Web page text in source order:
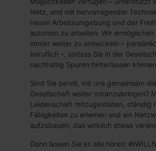
Netz, und mit hervorragender
neuen Arbeitsumgebung und der
autonom zu arbeiten. Wir ermöglichen
immer weiter zu entwickeln –
beruflich –, sodass Sie in der
nachhaltig Spuren hinterlassen
Sind Sie bereit, mit uns gemeinsam die
Gesellschaft weiter voranzubringen?
Leidenschaft mitzugestalten, ständig
Fähigkeiten zu erlernen und ein
aufzubauen, das wirklich etwas
Dann lassen Sie es alle hören: